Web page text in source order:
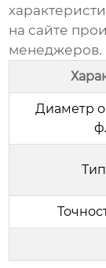
на сайте
менеджеров.
Диаметр